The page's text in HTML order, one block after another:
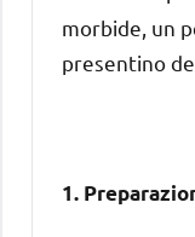
morbide, un
presentino
1.